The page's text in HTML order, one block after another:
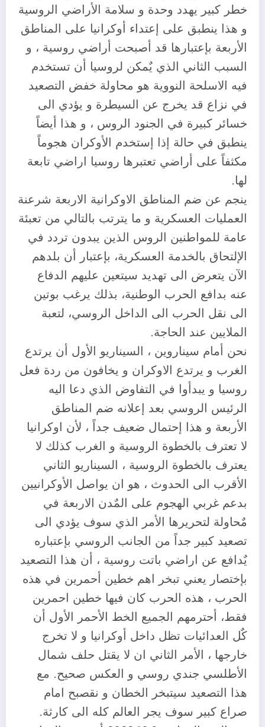
خطر كبير يهدد وحدة و سلامة الأراضي الروسية
و هذا ينطبق على إعتداء أوكرانيا على المناطق
الأربعة بإعتبارها قد أصبحت أراضي روسية ، و
السبب الثاني الذي يٌمكن لروسيا أن تستخدم
فيه الاسلحة النووية هو محاولة خفض التصعيد
في نزاع قد يخرج عن السيطرة و يؤدي الى
خسائر كبيرة في الجنود الروس ، و هذا أيضاً
ينطبق في حالة إذا إستخدم الأوكران هجوماً
مكثفاً على أراضي تعتبرها روسيا اراضي تابعة
لها.
ينجم عن ضم المناطق الاوكرانية الاربعة شرعنة
العمليات العسكرية و ما يترتب بالتالي من تعبئة
عامة للمواطنين الروس الذين يبدون تردد في
الإلتحاق بالخدمة العسكرية، بإعتبار أن بلدهم
الآن يتعرض الى تهديد سيتعين عليهم الدفاع
عنه بدافع الحرب الوطنية، بذلك يرغب بوتين
الى نقل الحرب الى الداخل الروسي، لتعبة
الملايين عند الحاجة.
نحن أمام سيناروين ، السيناريو الأول أن يرتدع
الغرب و يرتدع الاوكران و يخافون من ردة فعل
روسيا و يبدأوا في التفاوض الذي دعا اليه
الرئيس الروسي بعد إعلانه ضم المناطق
الأربعة و هذا إحتمال ضعيف جداً ، لأن اوكرانيا
لا تعترف بالخطوة الروسية و الغرب كذلك لا
يعترف بالخطوة الروسية ، السيناريو الثاني
الأقرب الى الحدوث ، هو ان يواصل الأوكرانيين
بدعم غربي الهجوم على المٌدن الاربعة في
مٌحاولة لتحريرها الأمر الذي سوف يؤدي الى
تصعيد كبير جداً من الجانب الروسي بإعتباره
يٌدافع عن اراضي باتت روسية ، أن هذا التصعيد
بإختصار يعني تبخر اهم خطين أحمرين في هذه
الحرب ، هذه الحرب كان فيها خطين احمرين
فقط، أحترمهم الجميع الخط الأحمر الأول أن
كٌل العدائيات تظل داخل أوكرانيا و لا تخرج
خارجها ، الأمر الثاني ان لا يقتل حلف شمال
الأطلسي جندي روسي و العكس صحيح. مع
هذا التصعيد سيتبخر الخطان و نقصبح امام
صراع كبير سوف يجر العالم كله الى كارثة.